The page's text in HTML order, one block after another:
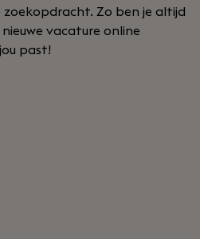
Zo ben je altijd
vacature online
past!